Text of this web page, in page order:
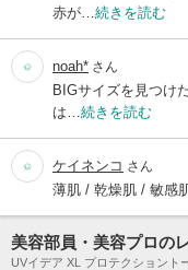
赤が… 続きを読む
noah* さん
BIGサイズを見つけ
は… 続きを読む
ケイネンコ さん
薄肌 / 乾燥肌 / 敏感
美容部員・美容プロの
UVイデア XL プロテクショント